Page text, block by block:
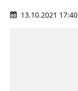
13.10.2021 17:40